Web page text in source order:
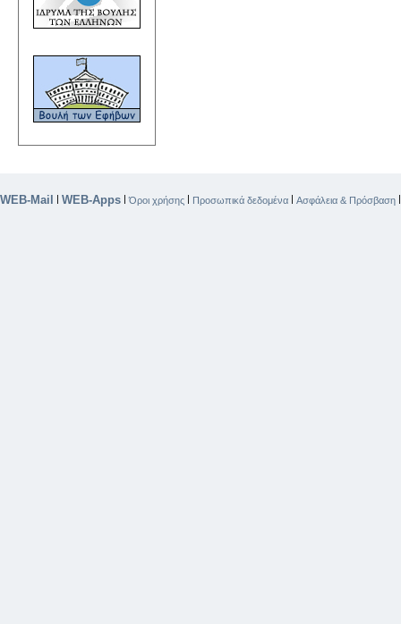
WEB-Mail WEB-Apps |Όροι χρήσης Προσωπικά δεδομένα Ασφάλεια & Πρόσβαση